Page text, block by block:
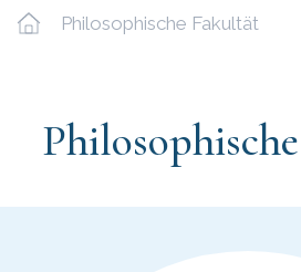
Philosophische Fakultät